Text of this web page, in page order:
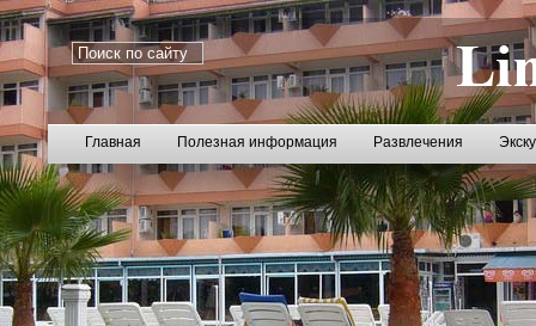
Главная Полезная информация Развлечения